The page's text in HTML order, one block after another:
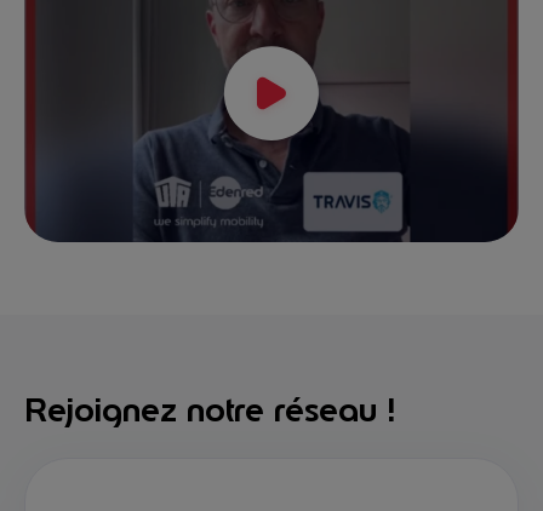
Rejoignez notre réseau !